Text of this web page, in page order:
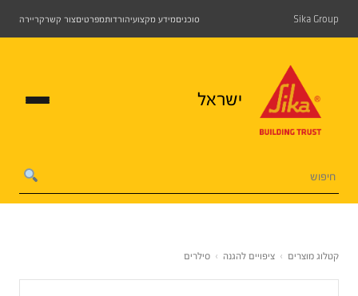
Sika Group סוכניםמידע מקצועיהורדותמפרטיםצור קשרקריירה
ישראל
קטלוג מוצרים › ציפויים להגנה › סילרים